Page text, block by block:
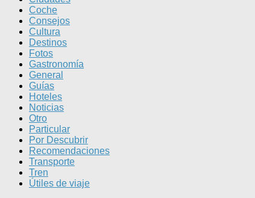
Coche
Consejos
Cultura
Destinos
Fotos
Gastronomía
General
Guías
Hoteles
Noticias
Otro
Particular
Por Descubrir
Recomendaciones
Transporte
Tren
Útiles de viaje